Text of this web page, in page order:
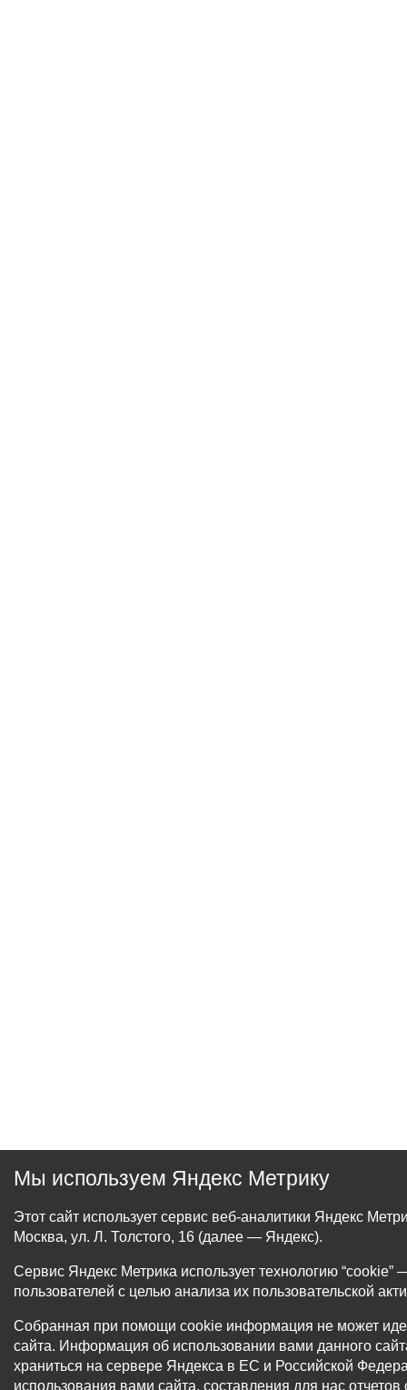
Мы используем Яндекс Метрику
Этот сайт использует сервис веб-аналитики Яндекс
Москва, ул. Л. Толстого, 16 (далее — Яндекс).
Сервис Яндекс Метрика использует технологию
пользователей с целью анализа их пользовательской
Собранная при помощи cookie информация не может
сайта. Информация об использовании вами данного
храниться на сервере Яндекса в ЕС и Российской
использования вами сайта, составления для нас